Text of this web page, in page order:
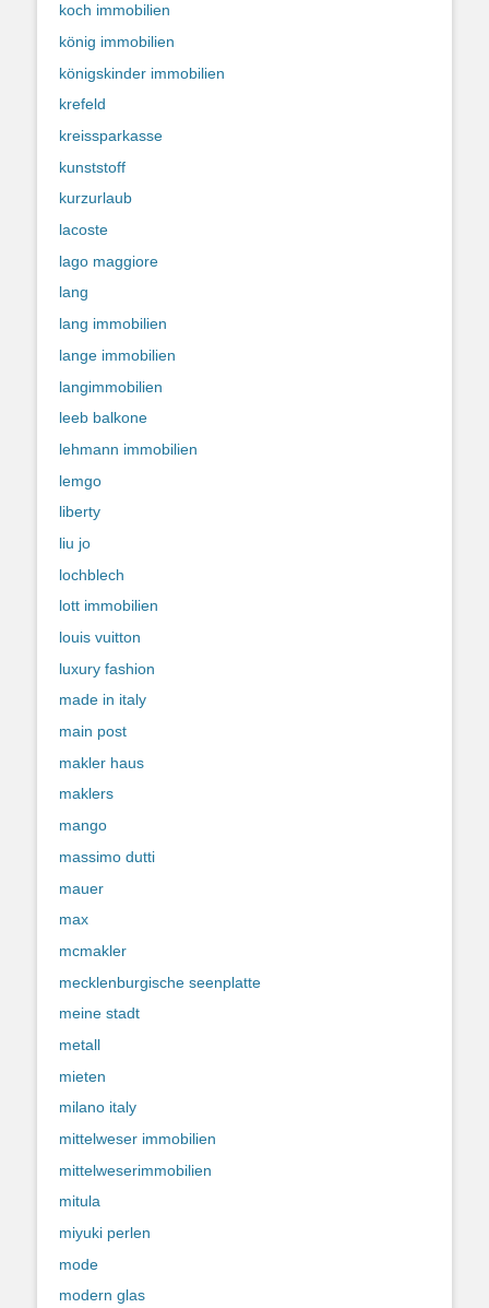
koch immobilien
könig immobilien
königskinder immobilien
krefeld
kreissparkasse
kunststoff
kurzurlaub
lacoste
lago maggiore
lang
lang immobilien
lange immobilien
langimmobilien
leeb balkone
lehmann immobilien
lemgo
liberty
liu jo
lochblech
lott immobilien
louis vuitton
luxury fashion
made in italy
main post
makler haus
maklers
mango
massimo dutti
mauer
max
mcmakler
mecklenburgische seenplatte
meine stadt
metall
mieten
milano italy
mittelweser immobilien
mittelweserimmobilien
mitula
miyuki perlen
mode
modern glas